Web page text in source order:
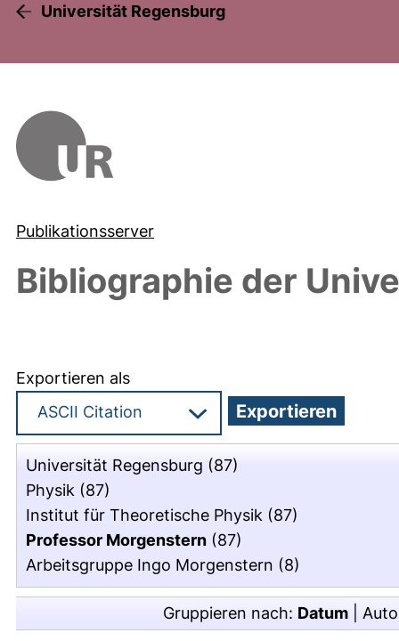
Universität Regensburg
Publikationsserver
Bibliographie der
Exportieren als
Universität Regensburg (87)
Physik (87)
Institut für Theoretische Physik (87)
Professor Morgenstern (87)
Arbeitsgruppe Ingo Morgenstern (8)
Gruppieren nach: Datum